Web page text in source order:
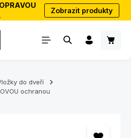
.
Zobrazit produkty
do dveří
ochranou